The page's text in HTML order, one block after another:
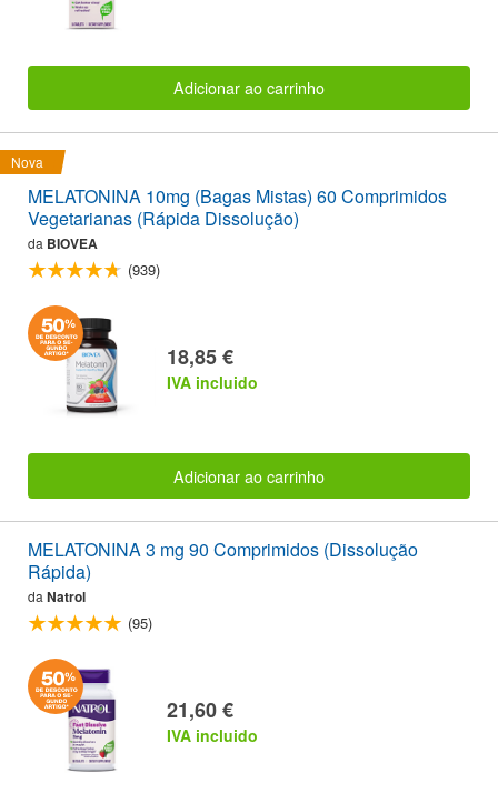
Adicionar ao carrinho
Nova
MELATONINA 10mg (Bagas Mistas) 60 Comprimidos
Vegetarianas (Rápida Dissolução)
da BIOVEA
(939)
18,85 €
IVA incluido
Adicionar ao carrinho
MELATONINA 3 mg 90 Comprimidos (Dissolução
Rápida)
da Natrol
(95)
21,60 €
IVA incluido